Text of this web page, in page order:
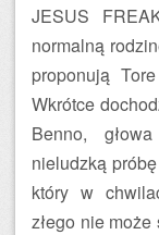
JESUS
normalną
proponują
Wkrótce
Benno,
nieludzką
który w
złego nie może